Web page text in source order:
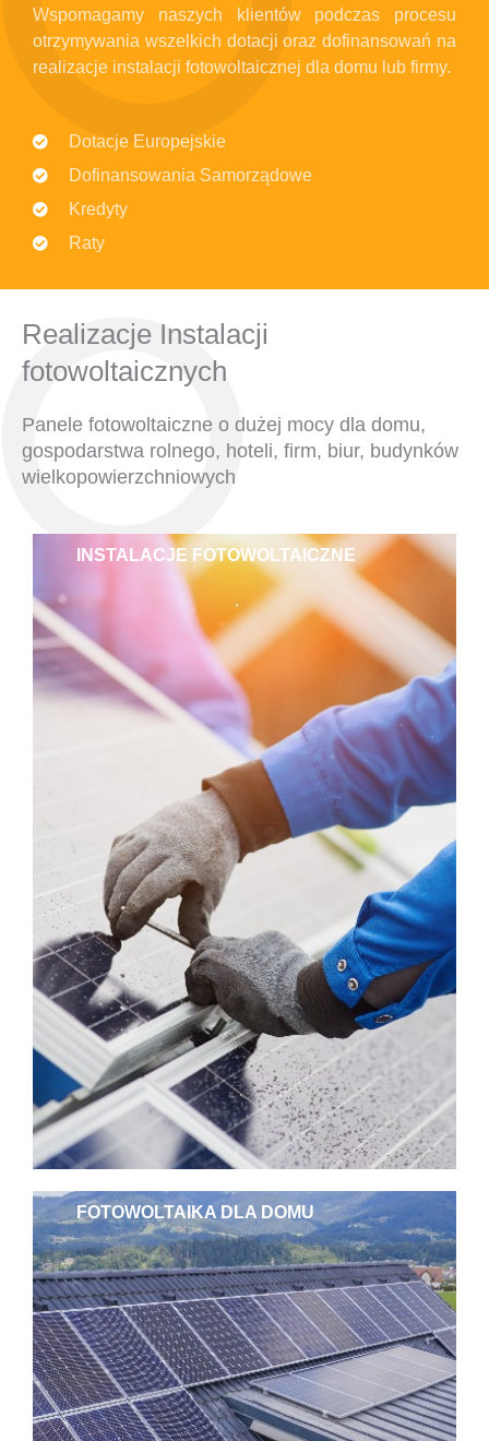
Wspomagamy naszych klientów podczas procesu
otrzymywania wszelkich dotacji oraz dofinansowań na
realizacje instalacji fotowoltaicznej dla domu lub firmy.
Dotacje Europejskie
Dofinansowania Samorządowe
Kredyty
Raty
Realizacje Instalacji
fotowoltaicznych
Panele fotowoltaiczne o dużej mocy dla domu,
gospodarstwa rolnego, hoteli, firm, biur, budynków
wielkopowierzchniowych
INSTALACJE FOTOWOLTAICZNE
FOTOWOLTAIKA DLA DOMU